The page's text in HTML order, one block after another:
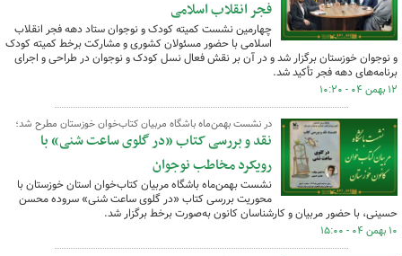
فجر انقلاب اسلامی
چهارمین نشست کمیته کودک و نوجوان ستاد دهه فجر انقلاب
اسلامی با حضور مسئولان کشوری و مشارکت برخط کمیته کودک
و نوجوان خوزستان برگزار شد و در آن بر نقش فعال نسل کودک و نوجوان در طراحی و اجرای
برنامه‌های دهه فجر تأکید شد.
۱۲ بهمن ۰۴ - ۱۰:۲۰
در نشست بهمن‌ماه باشگاه مربیان کتاب‌خوان خوزستان مطرح شد؛
نقد و بررسی کتاب «در گلوی ساعت شنی» با
رویکرد مخاطب نوجوان
نشست بهمن‌ماه باشگاه مربیان کتاب‌خوان استان خوزستان با
محوریت بررسی کتاب «در گلوی ساعت شنی» سروده محسن
حسینی، با حضور مربیان و کارشناسان کانون به‌صورت برخط برگزار شد.
۱۰ بهمن ۰۴ - ۱۵:۰۰